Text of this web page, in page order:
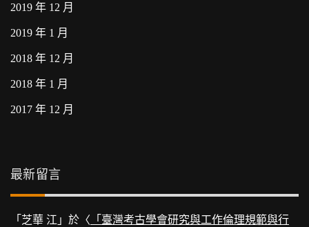
2019 年 12 月
2019 年 1 月
2018 年 12 月
2018 年 1 月
2017 年 12 月
最新留言
「 芝華 江 」於〈 「臺灣考古學會研究與工作倫理規範與行